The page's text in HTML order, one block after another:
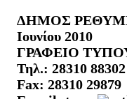
ΔΗΜΟΣ
Ιουνίου 2010
ΓΡΑΦΕΙΟ
Τηλ.: 28310 88302
Fax: 28310 29879